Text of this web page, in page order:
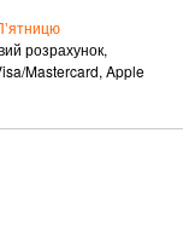
розрахунок,
Mastercard, Apple